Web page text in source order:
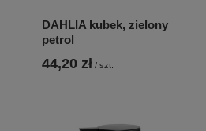
DAHLIA kubek, zielony
petrol
44,20 zł / szt.